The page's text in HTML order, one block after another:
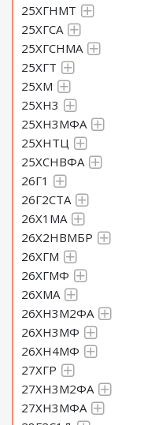
25ХГНМТ
25ХГСА
25ХГСНМА
25ХГТ
25ХМ
25ХН3
25ХН3МФА
25ХНТЦ
25ХСНВФА
26Г1
26Г2СТА
26Х1МА
26Х2НВМБР
26ХГМ
26ХГМФ
26ХМА
26ХН3М2ФА
26ХН3МФ
26ХН4МФ
27ХГР
27ХН3М2ФА
27ХН3МФА